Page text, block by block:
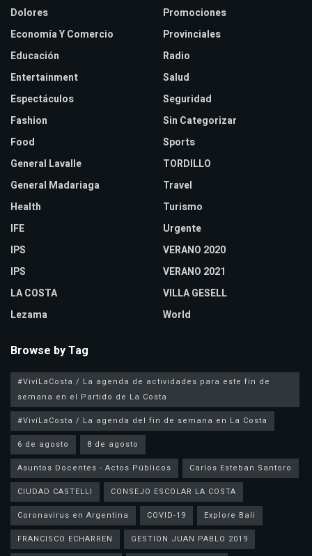
Dolores
Economía Y Comercio
Educación
Entertainment
Espectáculos
Fashion
Food
General Lavalle
General Madariaga
Health
IFE
IPS
IPS
LA COSTA
Lezama
Promociones
Provinciales
Radio
Salud
Seguridad
Sin Categorizar
Sports
TORDILLO
Travel
Turismo
Urgente
VERANO 2020
VERANO 2021
VILLA GESELL
World
Browse by Tag
#VivíLaCosta / La agenda de actividades para este fin de
semana en el Partido de La Costa
#VivíLaCosta / La agenda del fin de semana en La Costa
6 de agosto
8 de agosto
Asuntos Docentes - Actos Públicos
Carlos Esteban Santoro
CIUDAD CASTELLI
CONSEJO ESCOLAR LA COSTA
Coronavirus en Argentina
COVID-19
Explore Bali
FRANCISCO ECHARREN
GESTION JUAN PABLO 2019